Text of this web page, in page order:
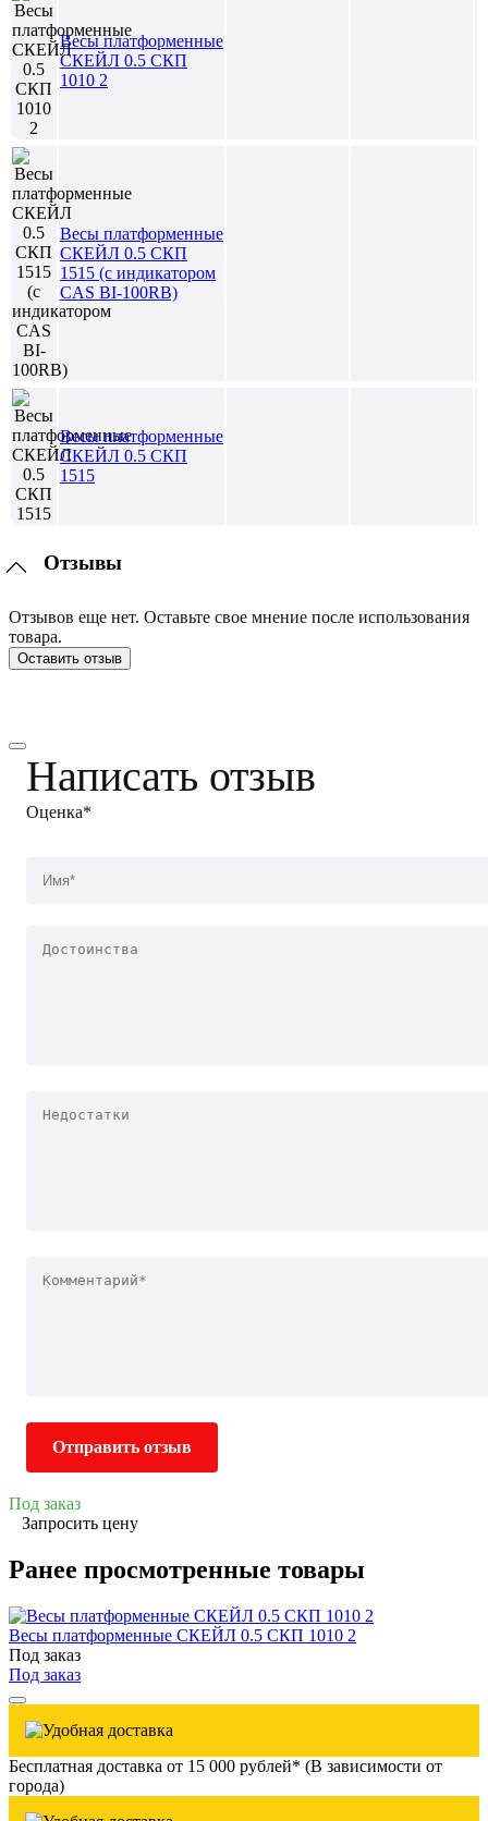
Весы платформенные
СКЕЙЛ 0.5 СКП
1010 2
Весы платформенные
СКЕЙЛ 0.5 СКП
1515 (c индикатором
CAS BI-100RB)
Весы платформенные
СКЕЙЛ 0.5 СКП
1515
Отзывы
Отзывов еще нет. Оставьте свое мнение после использования
товара.
Оставить отзыв
Написать отзыв
Оценка*
Отправить отзыв
Под заказ
Запросить цену
Ранее просмотренные товары
Весы платформенные СКЕЙЛ 0.5 СКП 1010 2
Под заказ
Под заказ
Бесплатная доставка от 15 000 рублей* (В зависимости от
города)